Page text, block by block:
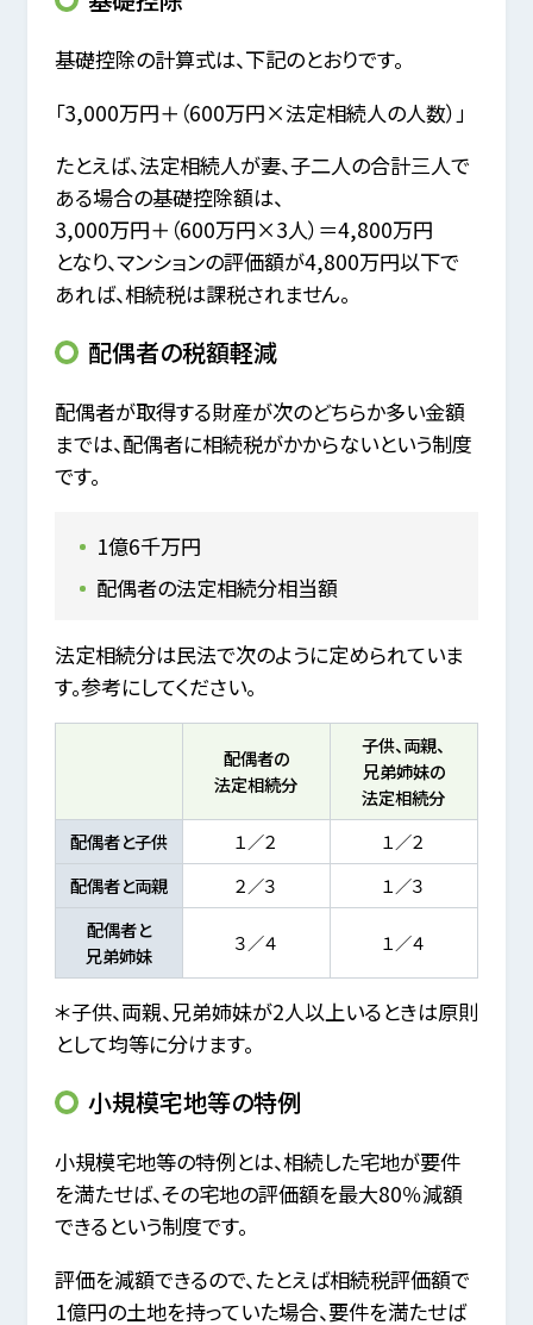
基礎控除の計算式は、下記のとおりです。
「3,000万円＋（600万円×法定相続人の人数）」
たとえば、法定相続人が妻、子二人の合計三人で
ある場合の基礎控除額は、
3,000万円＋（600万円×3人）＝4,800万円
となり、マンションの評価額が4,800万円以下で
あれば、相続税は課税されません。
配偶者の税額軽減
配偶者が取得する財産が次のどちらか多い金額
までは、配偶者に相続税がかからないという制度
です。
1億6千万円
配偶者の法定相続分相当額
法定相続分は民法で次のように定められていま
す。参考にしてください。
配偶者の
法定相続分
子供、両親、
兄弟姉妹の
法定相続分
配偶者と子供
１／２
１／２
配偶者と両親
２／３
１／３
配偶者と
兄弟姉妹
３／４ １／４
＊子供、両親、兄弟姉妹が2人以上いるときは原則
として均等に分けます。
小規模宅地等の特例
小規模宅地等の特例とは、相続した宅地が要件
を満たせば、その宅地の評価額を最大80％減額
できるという制度です。
評価を減額できるので、たとえば相続税評価額で
1億円の土地を持っていた場合、要件を満たせば